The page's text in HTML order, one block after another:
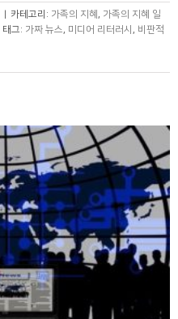
| 카테고리: 가족의 지혜
가족의 지혜 일
태그: 가짜 뉴스 미디어 리터러시
비판적